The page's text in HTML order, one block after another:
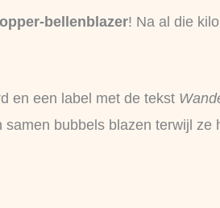
! Na al die
en een label met de tekst
bubbels blazen terwijl ze